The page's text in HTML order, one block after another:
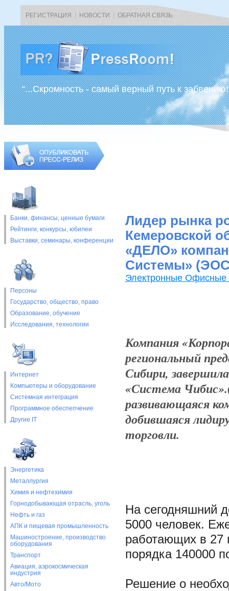
РЕГИСТРАЦИЯ НОВОСТИ ОБРАТНАЯ СВЯЗЬ
“...Скромность - самый верный путь к
Банки, финансы, ценные бумаги
Рейтинги, конкурсы, юбилеи
Выставки, cеминары, конференции
Персоны
Государство, общество, право
Образование, обучение
Исследования, технологии
Интернет
Компьютеры и оборудование
Системная интеграция
Программное обеспепчение
Другие IT
Энергетика
Металлургия
Химия и нефтехимия
Горнодобывающая отрасль, уголь
Нефть и газ
АПК и пищевая промышленность
Машиностроение, производство
оборудования
Транспорт
Авиация, аэрокосмическая
индустрия
Авто/Мото
Лидер рынка
Кемеровской
«ДЕЛО»
Системы»
Электронные Офисные
Компания
региональный
Сибири,
«Система
развивающаяся
добившаяся
торговли.
На сегодняшний
5000 человек.
работающих в 27
порядка 140000
Решение о